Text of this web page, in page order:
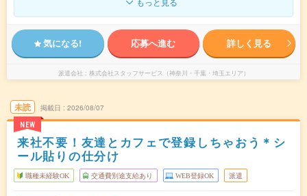
気になる! 応募へ進む 詳しく見る
派遣会社 株式会社スタッフサービス（神奈川・千葉・埼玉エリア）
未読
NEW
掲載日 2026/08/07
来社不要！友達とカフェで登録しちゃおう＊シ
ール貼りの仕分け
職種未経験OK 交通費別途支給あり WEB登録OK 派遣